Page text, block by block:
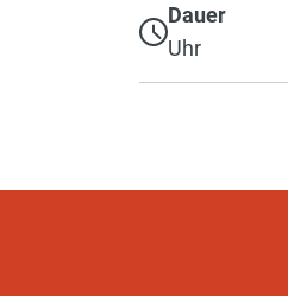
Dauer
Uhr